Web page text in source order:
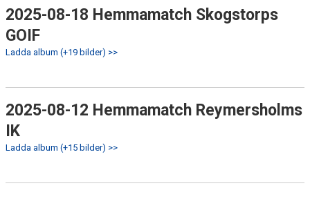
2025-08-18 Hemmamatch Skogstorps
GOIF
Ladda album (+19 bilder) >>
2025-08-12 Hemmamatch Reymersholms
IK
Ladda album (+15 bilder) >>